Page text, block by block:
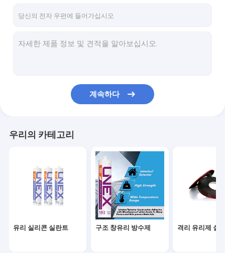
알루미늄 창 이격자
글라스 하드웨어
유리 에나멜 페인트
글라스 창고 보관대
계속하다
우리의 카테고리
유리 실리콘 실란트 구조 창유리 방수제 격리 유리제 실